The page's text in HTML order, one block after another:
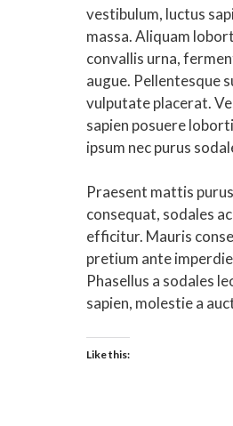
vestibulum, luctus
massa. Aliquam
convallis urna,
augue. Pellentesque
vulputate placerat.
sapien posuere
ipsum nec purus
Praesent mattis
consequat, sodales
efficitur. Mauris
pretium ante
Phasellus a sodales
sapien, molestie a
Like this: